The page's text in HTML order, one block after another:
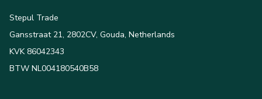
Stepul Trade
Gansstraat 21, 2802CV, Gouda, Netherlands
KVK 86042343
BTW NL004180540B58